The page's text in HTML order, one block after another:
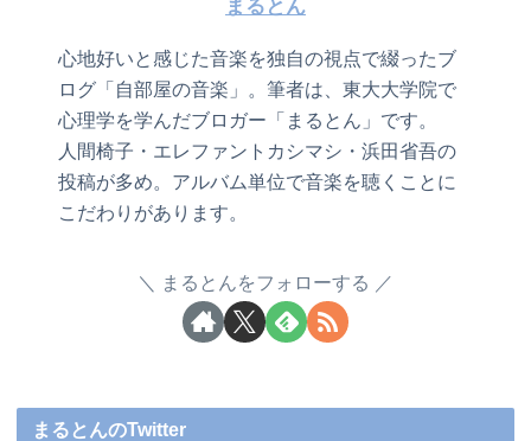
まるとん
心地好いと感じた音楽を独自の視点で綴ったブ
ログ「自部屋の音楽」。筆者は、東大大学院で
心理学を学んだブロガー「まるとん」です。
人間椅子・エレファントカシマシ・浜田省吾の
投稿が多め。アルバム単位で音楽を聴くことに
こだわりがあります。
まるとんをフォローする
まるとんのTwitter